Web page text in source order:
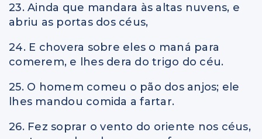
23. Ainda que mandara às altas nuvens, e
abriu as portas dos céus,
24. E chovera sobre eles o maná para
comerem, e lhes dera do trigo do céu.
25. O homem comeu o pão dos anjos; ele
lhes mandou comida a fartar.
26. Fez soprar o vento do oriente nos céus,